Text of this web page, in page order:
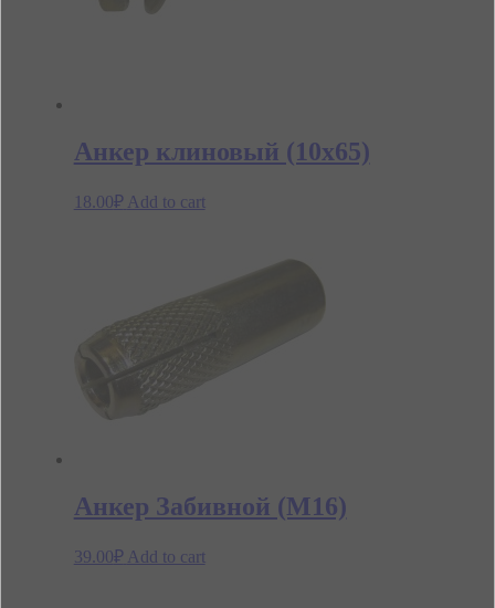
Анкер клиновый (10х65)
18.00₽ Add to cart
Анкер Забивной (М16)
39.00₽ Add to cart